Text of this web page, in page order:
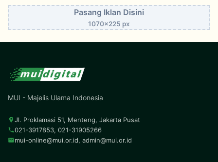
Pasang Iklan Disini
1070x225 px
MUI - Majelis Ulama Indonesia
Jl. Proklamasi 51, Menteng, Jakarta Pusat
021-3917853, 021-31905266
mui-online@mui.or.id, admin@mui.or.id